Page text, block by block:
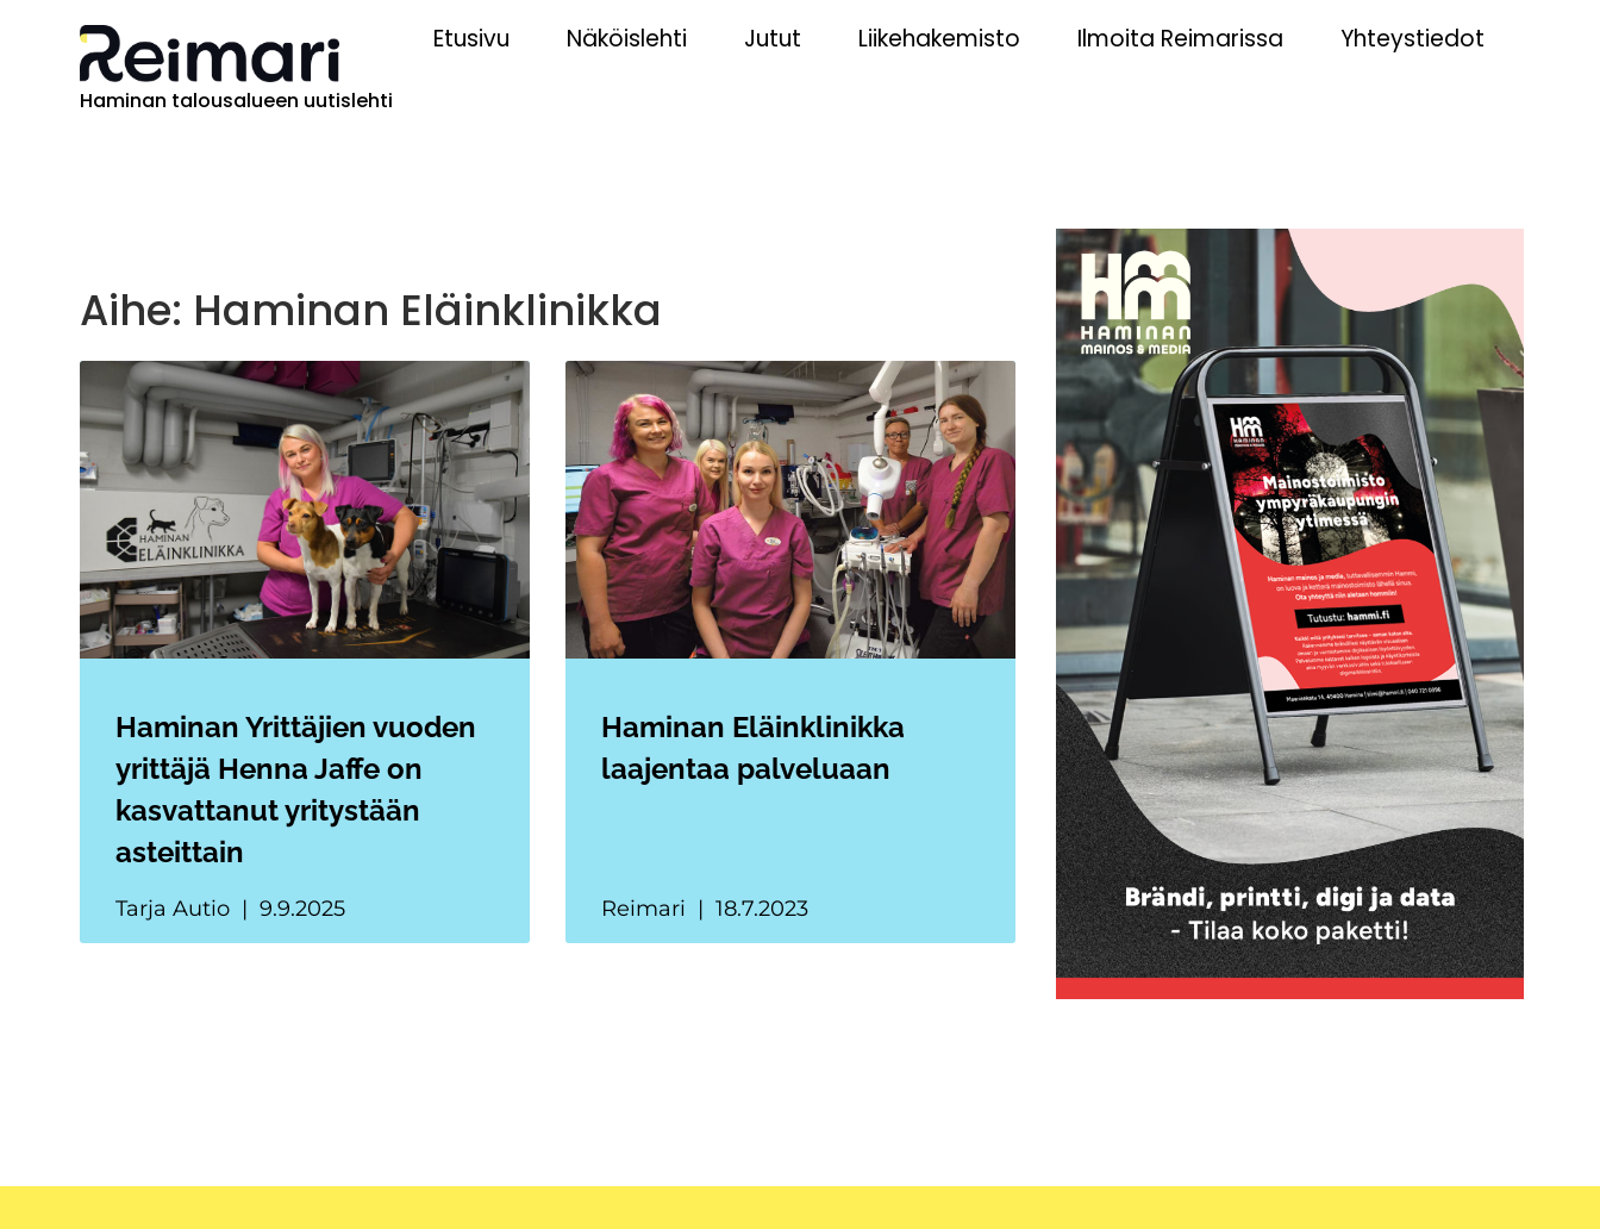
Haminan talousalueen uutislehti
Etusivu Näköislehti Jutut Liikehakemisto Ilmoita Reimarissa Yhteystiedot
Aihe: Haminan Eläinklinikka
Haminan Yrittäjien vuoden
yrittäjä Henna Jaffe on
kasvattanut yritystään
asteittain
Tarja Autio 9.9.2025
Haminan Eläinklinikka
laajentaa palveluaan
Reimari 18.7.2023